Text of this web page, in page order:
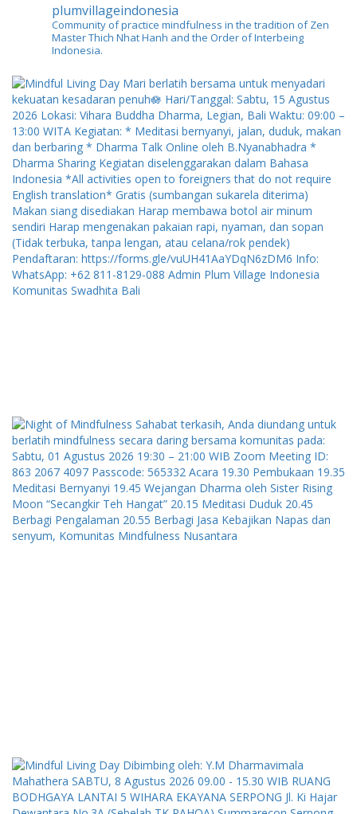
plumvillageindonesia
Community of practice mindfulness in the tradition of Zen
Master Thich Nhat Hanh and the Order of Interbeing
Indonesia.